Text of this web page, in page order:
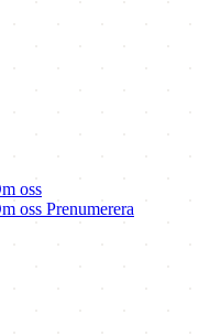
oss
oss Prenumerera